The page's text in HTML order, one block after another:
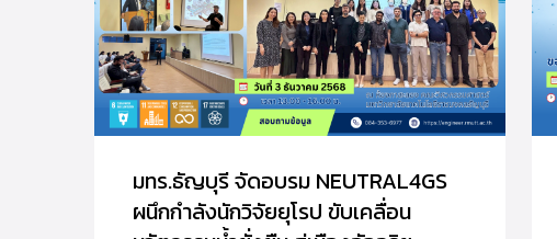
มทร.ธัญบุรี จัดอบรม NEUTRAL4GS
ผนึกกำลังนักวิจัยยุโรป ขับเคลื่อน